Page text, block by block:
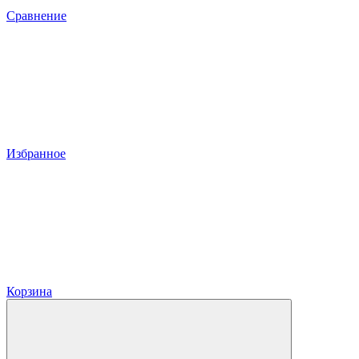
Сравнение
Избранное
Корзина